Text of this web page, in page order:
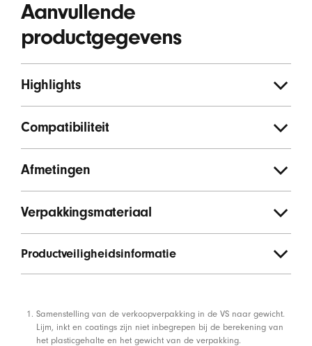
Aanvullende
productgegevens
Highlights
Compatibiliteit
Afmetingen
Verpakkingsmateriaal
Productveiligheidsinformatie
Voetnoten
Samenstelling van de verkoopverpakking in de VS naar gewicht.
Lijm, inkt en coatings zijn niet inbegrepen bij de berekening van
het plasticgehalte en het gewicht van de verpakking.